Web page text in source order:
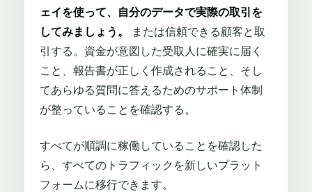
ェイを使って、自分のデータで実際の取引を
してみましょう。
または信頼できる顧客と取
引する。資金が意図した受取人に確実に届く
こと、報告書が正しく作成されること、そし
てあらゆる質問に答えるためのサポート体制
が整っていることを確認する。
すべてが順調に稼働していることを確認した
ら、すべてのトラフィックを新しいプラット
フォームに移行できます。